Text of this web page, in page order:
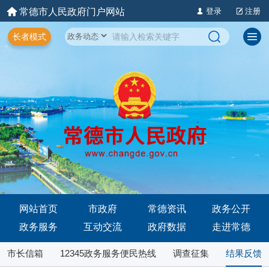
常德市人民政府门户网站 登录 注册
长者模式
网站首页 市政府 常德资讯
政务公开
政务服务
互动交流 政府数据 走进常德
市长信箱 12345政务服务便民热线 调查征集 结果反馈